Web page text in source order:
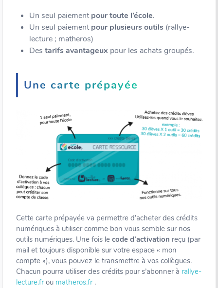
Un seul paiementpour toute l’école.
Un seul paiementpour plusieurs outils (rallye-
lecture ; matheros)
Des tarifs avantageux pour les achats groupés.
Une carte prépayée
Cette carte prépayée va permettre d’acheter des crédits
numériques à utiliser comme bon vous semble sur nos
outils numériques. Une fois le code d’activation reçu (par
mail et toujours disponible sur votre espace « mon
compte »), vous pouvez le transmettre à vos collègues.
Chacun pourra utiliser des crédits pour s’abonner à rallye-
lecture.frou matheros.fr.